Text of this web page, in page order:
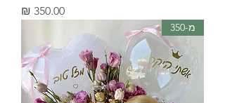
מחיר
מ-350